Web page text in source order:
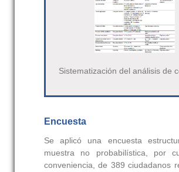
Sistematización del análisis de
Encuesta
Se aplicó una encuesta
muestra no probabilística, por
conveniencia, de 389 ciudadanos